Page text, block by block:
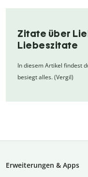
Zitate über
Liebeszitate
In diesem Artikel findest
besiegt alles. (Vergil)
Erweiterungen & Apps